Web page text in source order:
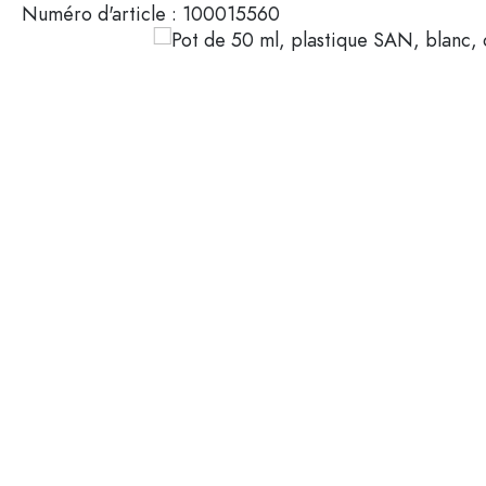
Contenants cosmétiques
Bouteilles en verre 100 ml
Numéro d'article : 100015560